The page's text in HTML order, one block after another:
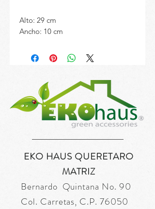
Alto: 29 cm
Ancho: 10 cm
EKO HAUS QUERETARO
MATRIZ
Bernardo Quintana No. 90
Col. Carretas, C.P. 76050